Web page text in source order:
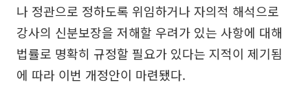
나 정관으로 정하도록 위임하거나 자의적 해석으로
강사의 신분보장을 저해할 우려가 있는 사항에 대해
법률로 명확히 규정할 필요가 있다는 지적이 제기됨
에 따라 이번 개정안이 마련됐다.